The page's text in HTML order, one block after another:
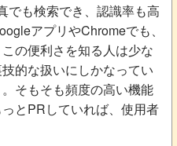
でも検索でき、認識率も高
アプリやChromeでも、
の便利さを知る人は少な
的な扱いにしかなってい
そもそも頻度の高い機能
とPRしていれば、使用者